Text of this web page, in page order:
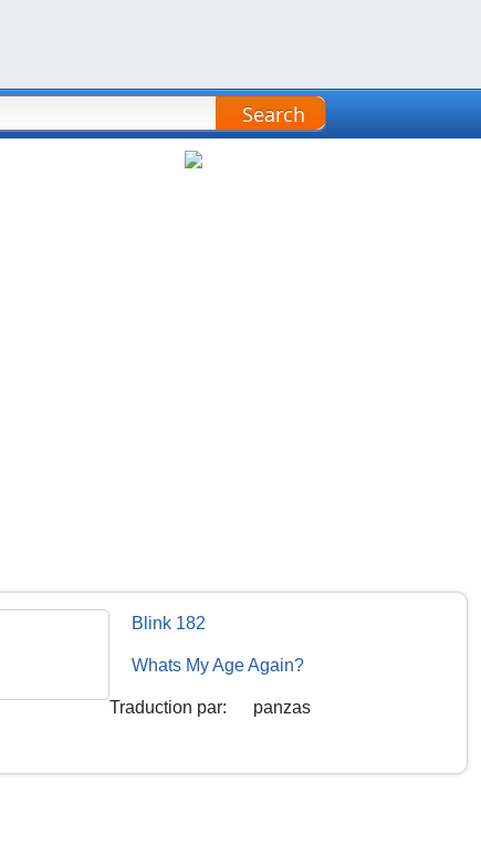
Search
Blink 182
Whats My Age Again?
Traduction par: panzas